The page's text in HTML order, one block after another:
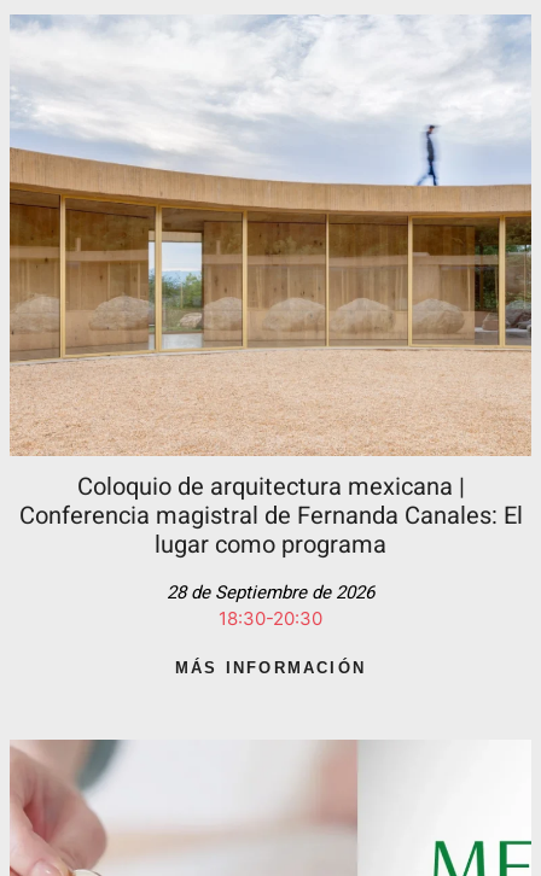
Coloquio de arquitectura mexicana |
Conferencia magistral de Fernanda Canales: El
lugar como programa
28 de Septiembre de 2026
18:30-20:30
MÁS INFORMACIÓN